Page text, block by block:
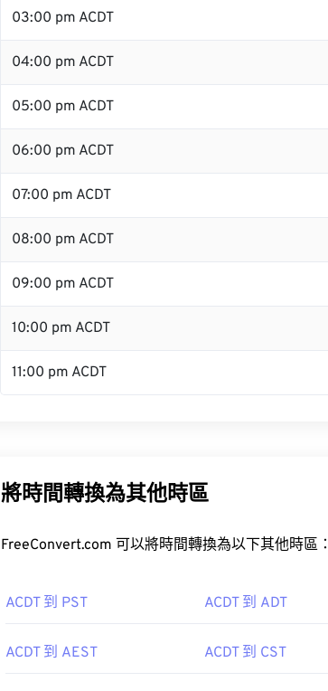
03:00 pm ACDT
04:00 pm ACDT
05:00 pm ACDT
06:00 pm ACDT
07:00 pm ACDT
08:00 pm ACDT
09:00 pm ACDT
10:00 pm ACDT
11:00 pm ACDT
將時間轉換為其他時區
FreeConvert.com 可以將時間轉換為以下其他時區：
ACDT 到 PST ACDT 到 ADT
ACDT 到 AEST ACDT 到 CST